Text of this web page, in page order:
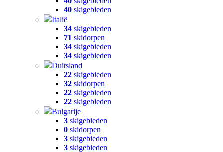
40 skigebieden
Italië
34 skigebieden
71 skidorpen
34 skigebieden
34 skigebieden
Duitsland
22 skigebieden
32 skidorpen
22 skigebieden
22 skigebieden
Bulgarije
3 skigebieden
0 skidorpen
3 skigebieden
3 skigebieden